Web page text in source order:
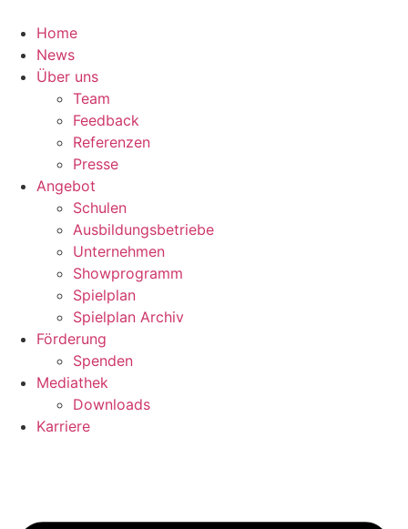
Inhalt
springen
Home
News
Über uns
Team
Feedback
Referenzen
Presse
Angebot
Schulen
Ausbildungsbetriebe
Unternehmen
Showprogramm
Spielplan
Spielplan Archiv
Förderung
Spenden
Mediathek
Downloads
Karriere